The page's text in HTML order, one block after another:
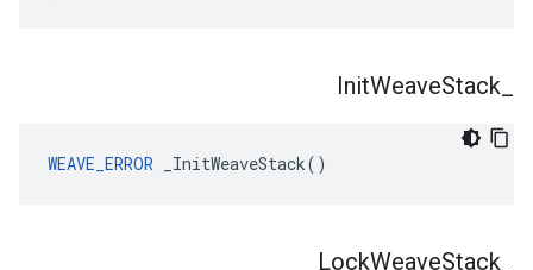
InitWeaveStack
WEAVE_ERROR _InitWeaveStack()
LockWeaveStack